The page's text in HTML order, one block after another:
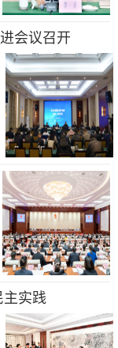
会议召开
主实践